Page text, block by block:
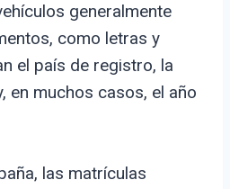
generalmente
como letras y
el país de registro, la
en muchos casos, el año
las matrículas